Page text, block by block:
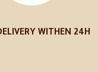
WITHEN 24H